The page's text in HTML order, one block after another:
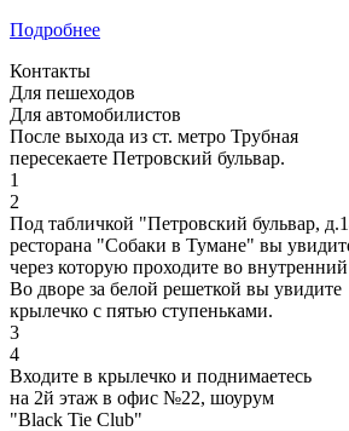
Подробнее
Контакты
Для пешеходов
Для автомобилистов
После выхода из ст. метро Трубная
пересекаете Петровский бульвар.
1
2
Под табличкой "Петровский бульвар,
ресторана "Собаки в Тумане" вы
через которую проходите во
Во дворе за белой решеткой вы увидите
крылечко с пятью ступеньками.
3
4
Входите в крылечко и поднимаетесь
на 2й этаж в офис №22, шоурум
"Black Tie Club"